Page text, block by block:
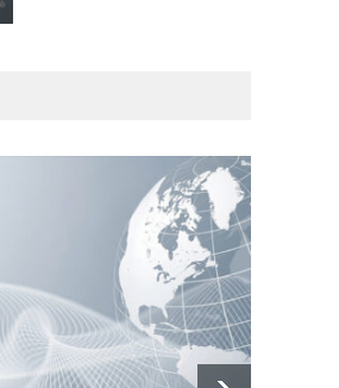
Kolombiya, solcu Petro'nun
yerine aşırı sağcı Espriella'yı
Güncel 8 Ağustos 2026